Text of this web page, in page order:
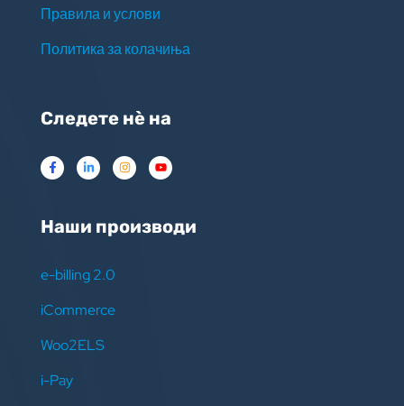
Правила и услови
Политика за колачиња
Следете нѐ на
Наши производи
e-billing 2.0
iCommerce
Woo2ELS
i-Pay